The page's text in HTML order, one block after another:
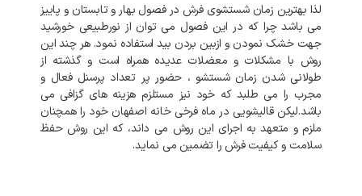
لذا بهترین زمان شستشوی فرش در فصول بهار و تابستان و پاییز
می باشد چرا که در این فصول می توان از نورطبیعی خورشید
جهت خشک نمودن و ازبین بردن بید استفاده نمود.هر چند این
روش با مشکلات و معضلات عدیده همراه است و گذشته از
طولانی شدن زمان شستشو ، حضور پر تعداد پرسنل فعال و
مجرب را می طلبد که خود نیز مستلزم هزینه های گزافی می
باشد.لیکن قالیشویی در ماه فرخی خانه اصفهان خود را همچنان
ملزم و متعهد به اجرای این روش می داند، که این روش حفظ
سلامت و کیفیت فرش راتضمین می نماید.